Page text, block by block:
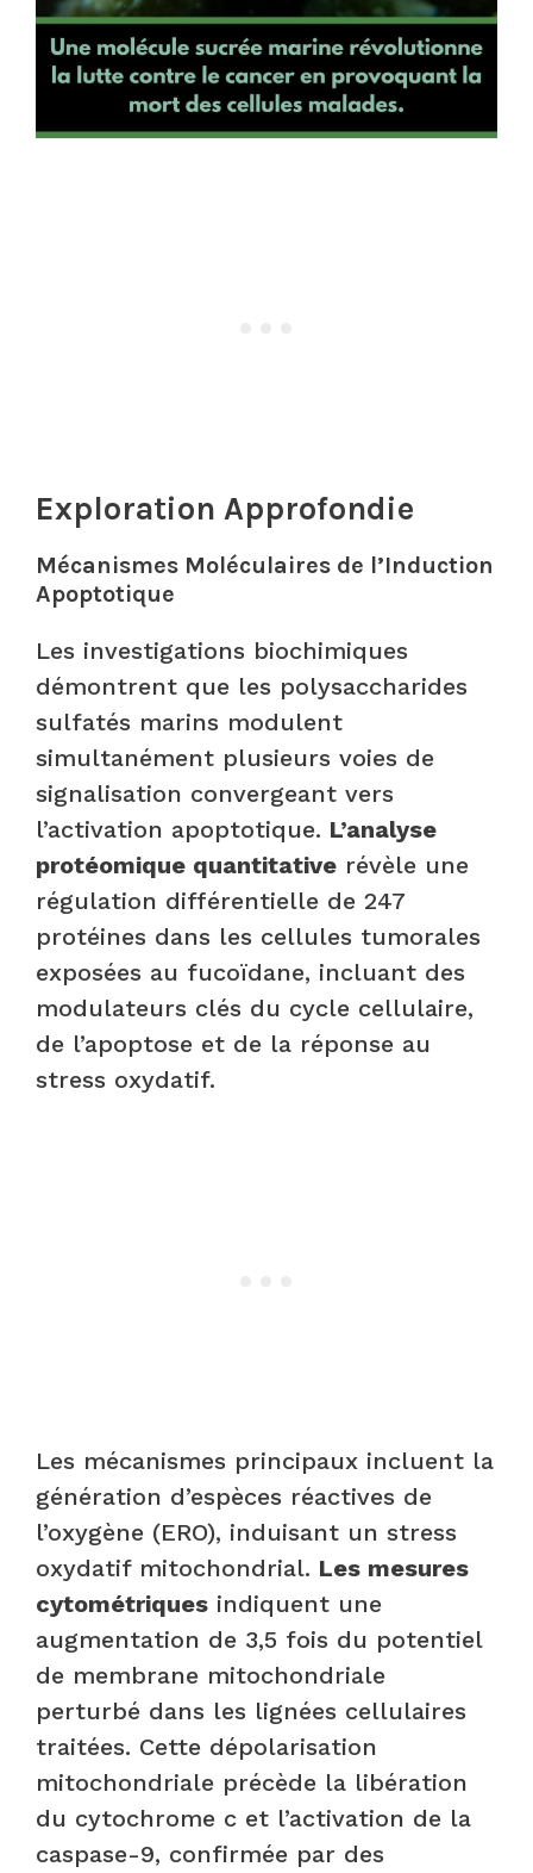
Exploration Approfondie
Mécanismes Moléculaires de l’Induction
Apoptotique
Les investigations biochimiques
démontrent que les polysaccharides
sulfatés marins modulent
simultanément plusieurs voies de
signalisation convergeant vers
l’activation apoptotique. L’analyse
protéomique quantitative révèle une
régulation différentielle de 247
protéines dans les cellules tumorales
exposées au fucoïdane, incluant des
modulateurs clés du cycle cellulaire,
de l’apoptose et de la réponse au
stress oxydatif.
Les mécanismes principaux incluent la
génération d’espèces réactives de
l’oxygène (ERO), induisant un stress
oxydatif mitochondrial. Les mesures
cytométriques indiquent une
augmentation de 3,5 fois du potentiel
de membrane mitochondriale
perturbé dans les lignées cellulaires
traitées. Cette dépolarisation
mitochondriale précède la libération
du cytochrome c et l’activation de la
caspase-9, confirmée par des